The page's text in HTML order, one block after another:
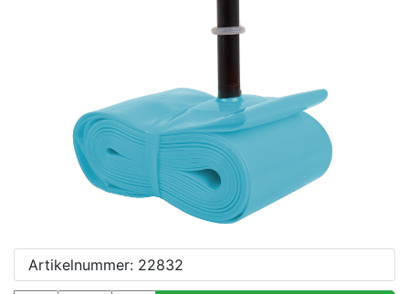
Artikelnummer: 22832